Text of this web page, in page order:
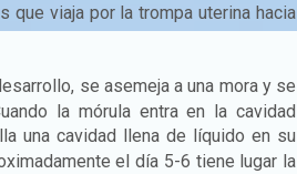
que viaja por la trompa uterina hacia
se asemeja a una mora y se
la mórula entra en la cavidad
una cavidad llena de líquido en su
el día 5-6 tiene lugar la